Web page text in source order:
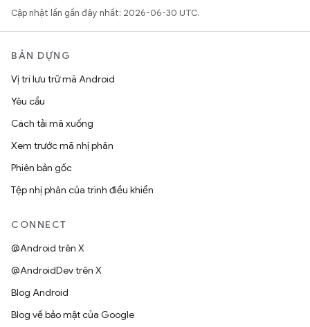
Cập nhật lần gần đây nhất: 2026-06-30 UTC.
BẢN DỰNG
Vị trí lưu trữ mã Android
Yêu cầu
Cách tải mã xuống
Xem trước mã nhị phân
Phiên bản gốc
Tệp nhị phân của trình điều khiển
CONNECT
@Android trên X
@AndroidDev trên X
Blog Android
Blog về bảo mật của Google